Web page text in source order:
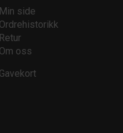
Min side
Ordrehistorikk
Retur
Om oss
Gavekort